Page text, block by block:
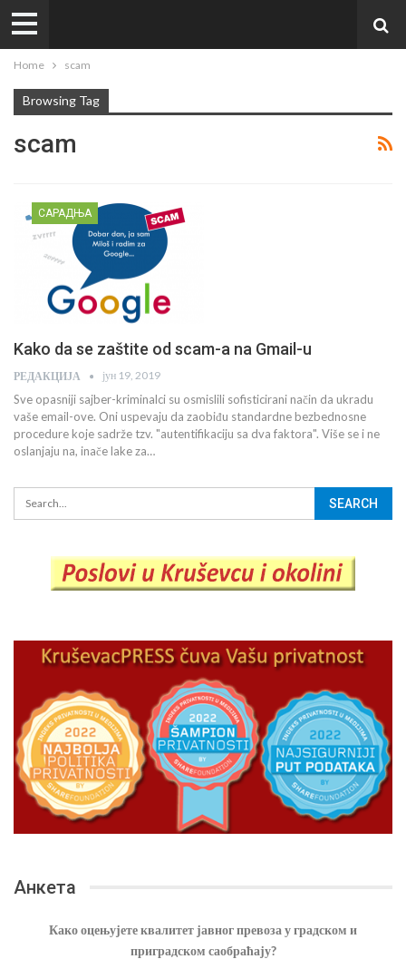
Home scam
Browsing Tag
scam
САРАДЊА
Kako da se zaštite od scam-a na Gmail-u
РЕДАКЦИЈА јун 19, 2019
Sve opasniji sajber-kriminalci su osmislili sofisticirani način da ukradu
vaše email-ove. Oni uspevaju da zaobiđu standardne bezbednosne
procedure koje sadrže tzv. "autentifikaciju sa dva faktora". Više se i ne
oslanjaju na, inače lake za…
Анкета
Како оцењујете квалитет јавног превоза у градском и
приградском саобраћају?